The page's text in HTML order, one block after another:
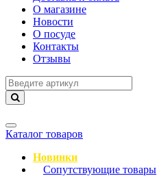
О магазине
Новости
О посуде
Контакты
Отзывы
Навигация
Каталог товаров
Новинки
Сопутствующие товары